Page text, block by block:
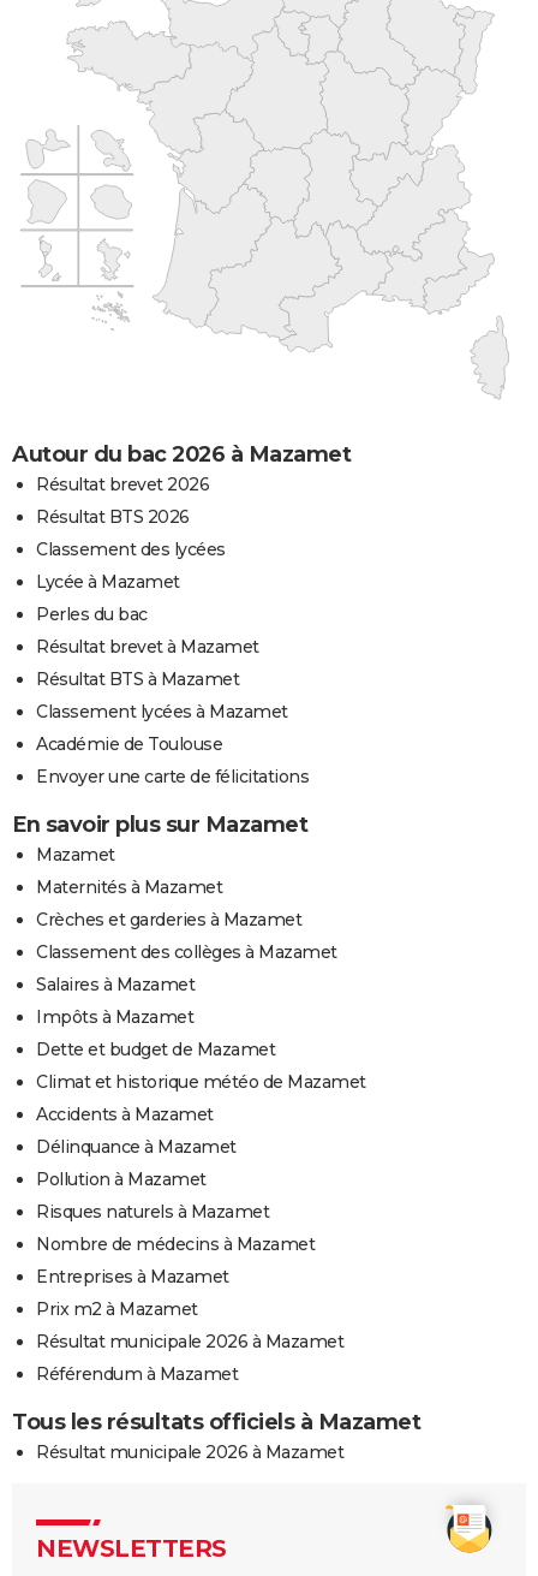
Autour du bac 2026 à Mazamet
Résultat brevet 2026
Résultat BTS 2026
Classement des lycées
Lycée à Mazamet
Perles du bac
Résultat brevet à Mazamet
Résultat BTS à Mazamet
Classement lycées à Mazamet
Académie de Toulouse
Envoyer une carte de félicitations
En savoir plus sur Mazamet
Mazamet
Maternités à Mazamet
Crèches et garderies à Mazamet
Classement des collèges à Mazamet
Salaires à Mazamet
Impôts à Mazamet
Dette et budget de Mazamet
Climat et historique météo de Mazamet
Accidents à Mazamet
Délinquance à Mazamet
Pollution à Mazamet
Risques naturels à Mazamet
Nombre de médecins à Mazamet
Entreprises à Mazamet
Prix m2 à Mazamet
Résultat municipale 2026 à Mazamet
Référendum à Mazamet
Tous les résultats officiels à Mazamet
Résultat municipale 2026 à Mazamet
NEWSLETTERS